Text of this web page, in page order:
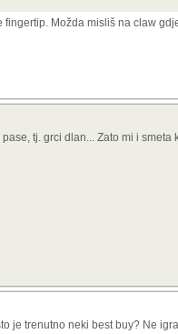
Možda misliš na claw
tj. grci dlan... Zato mi i smeta
je trenutno neki best buy? Ne